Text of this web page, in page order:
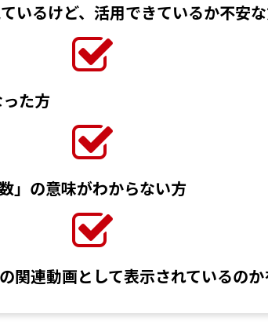
いるけど、活用できているか不安
た方
」の意味がわからない方
関連動画として表示されているの